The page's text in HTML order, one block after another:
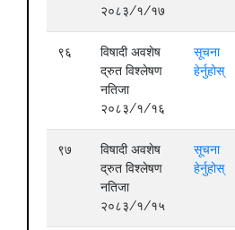
२०८३/१/१७
९६
विषादी अवशेष
द्रुत विश्लेषण
नतिजा
२०८३/१/१६
सूचना
हेर्नुहोस्
९७
विषादी अवशेष
द्रुत विश्लेषण
नतिजा
२०८३/१/१५
सूचना
हेर्नुहोस्